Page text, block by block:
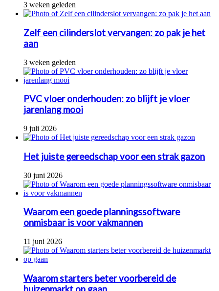
3 weken geleden
Zelf een cilinderslot vervangen: zo pak je het
aan
3 weken geleden
PVC vloer onderhouden: zo blijft je vloer
jarenlang mooi
9 juli 2026
Het juiste gereedschap voor een strak gazon
30 juni 2026
Waarom een goede planningssoftware
onmisbaar is voor vakmannen
11 juni 2026
Waarom starters beter voorbereid de